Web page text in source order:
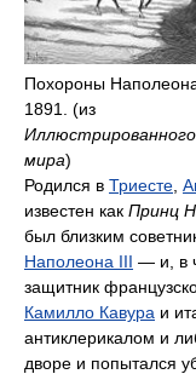
Похороны
1891. (из
Иллюстрированного
мира)
Родился в Триесте
известен как Принц
был близким
Наполеона III — и, в
защитник
Камилло Кавура и
антиклерикалом и
дворе и попытался